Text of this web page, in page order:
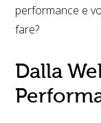
performance e
fare?
Dalla